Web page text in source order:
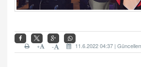
11.6.2022 04:37 |
-
+